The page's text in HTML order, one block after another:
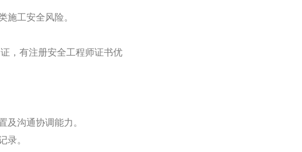
施工安全风险。
，有注册安全工程师证书优
及沟通协调能力。
录。